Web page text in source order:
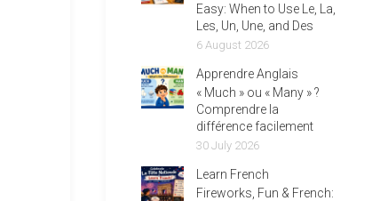
Easy: When to Use Le, La,
Les, Un, Une, and Des
6 August 2026
Apprendre Anglais
« Much » ou « Many » ?
Comprendre la
différence facilement
30 July 2026
Learn French
Fireworks, Fun & French: